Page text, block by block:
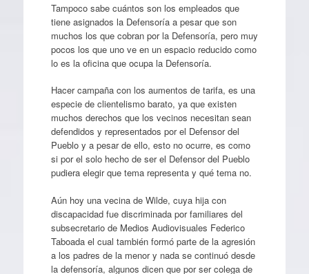
Tampoco sabe cuántos son los empleados que
tiene asignados la Defensoría a pesar que son
muchos los que cobran por la Defensoría, pero muy
pocos los que uno ve en un espacio reducido como
lo es la oficina que ocupa la Defensoría.
Hacer campaña con los aumentos de tarifa, es una
especie de clientelismo barato, ya que existen
muchos derechos que los vecinos necesitan sean
defendidos y representados por el Defensor del
Pueblo y a pesar de ello, esto no ocurre, es como
si por el solo hecho de ser el Defensor del Pueblo
pudiera elegir que tema representa y qué tema no.
Aún hoy una vecina de Wilde, cuya hija con
discapacidad fue discriminada por familiares del
subsecretario de Medios Audiovisuales Federico
Taboada el cual también formó parte de la agresión
a los padres de la menor y nada se continuó desde
la defensoría, algunos dicen que por ser colega de